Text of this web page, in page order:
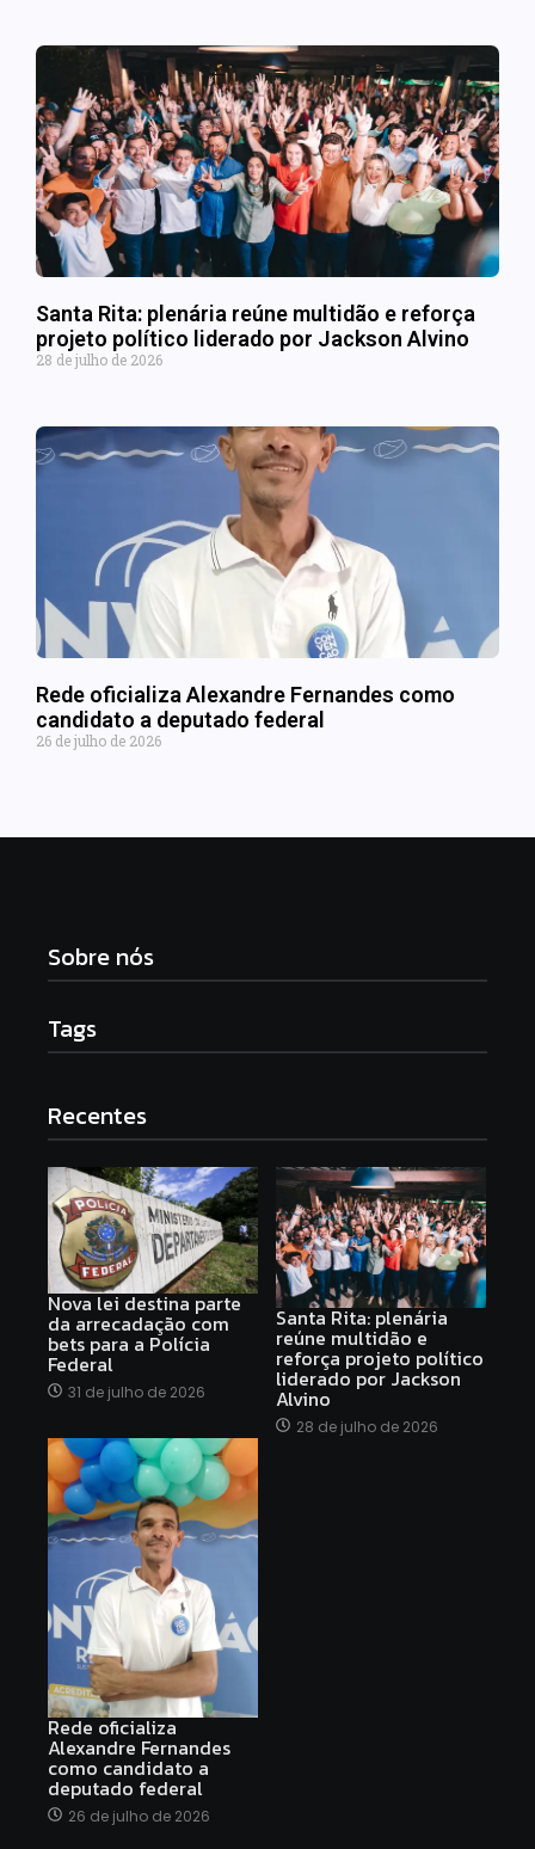
Santa Rita: plenária reúne multidão e reforça
projeto político liderado por Jackson Alvino
28 de julho de 2026
Rede oficializa Alexandre Fernandes como
candidato a deputado federal
26 de julho de 2026
Sobre nós
Tags
Recentes
Nova lei destina parte
da arrecadação com
bets para a Polícia
Federal
31 de julho de 2026
Santa Rita: plenária
reúne multidão e
reforça projeto político
liderado por Jackson
Alvino
28 de julho de 2026
Rede oficializa
Alexandre Fernandes
como candidato a
deputado federal
26 de julho de 2026